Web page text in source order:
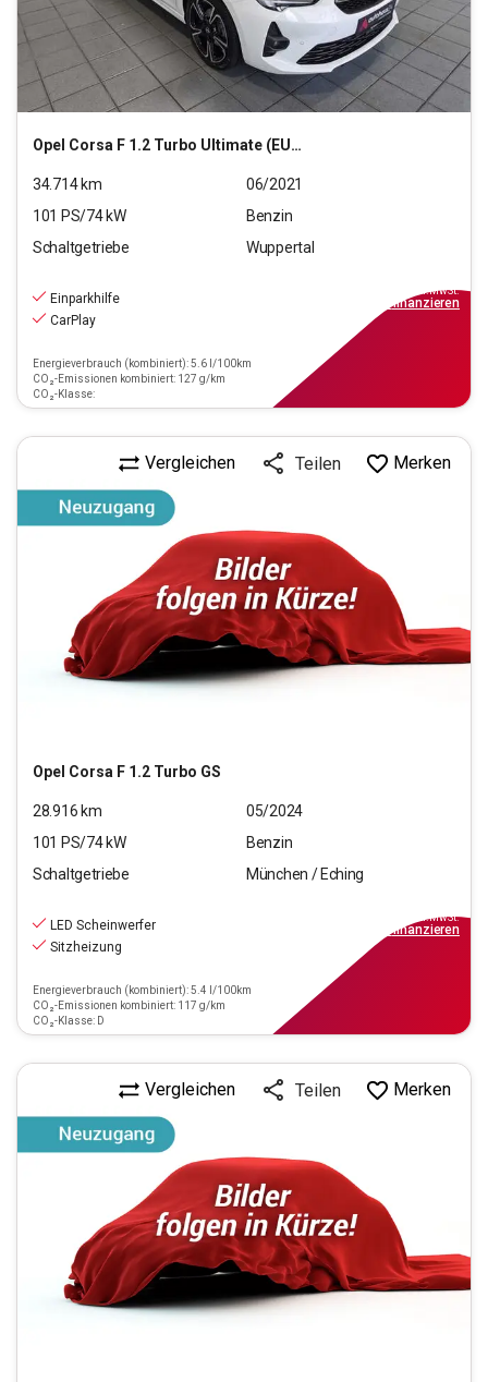
Opel Corsa F 1.2 Turbo Ultimate (EURO 6d)
34.714km
06/2021
101 PS/74kW
Benzin
Schaltgetriebe
Wuppertal
Einparkhilfe
CarPlay
Energieverbrauch (kombiniert): 5.6 l/100km
CO₂-Emissionen kombiniert: 127 g/km
CO₂-Klasse:
inkl.MwSt.
finanzieren
Opel Corsa F 1.2 Turbo GS
Vergleichen Teilen Merken
28.916 km
05/2024
101 PS/74kW
Benzin
Schaltgetriebe
München / Eching
LED Scheinwerfer
Sitzheizung
Energieverbrauch (kombiniert): 5.4 l/100km
CO₂-Emissionen kombiniert: 117 g/km
CO₂-Klasse: D
inkl.MwSt.
finanzieren
Vergleichen Teilen Merken